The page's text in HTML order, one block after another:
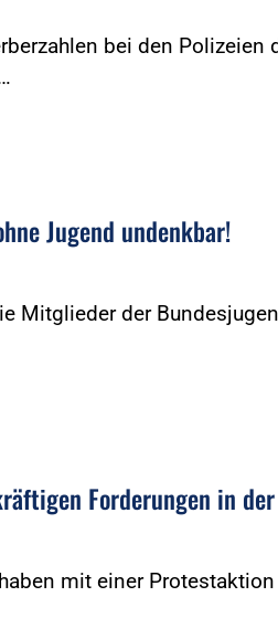
bei den Polizeien
Jugend undenkbar!
Mitglieder der
Forderungen in
mit einer